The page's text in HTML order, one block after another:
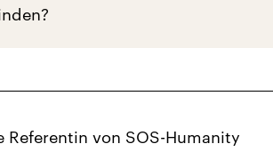
Referentin von SOS-Humanity